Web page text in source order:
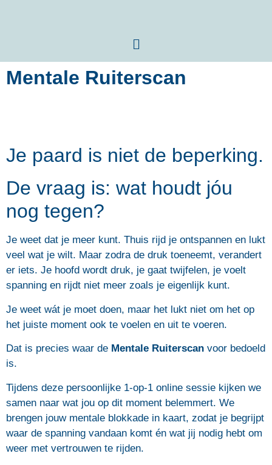
Mentale Ruiterscan
Je paard is niet de beperking.
De vraag is: wat houdt jóu
nog tegen?
Je weet dat je meer kunt. Thuis rijd je ontspannen en lukt
veel wat je wilt. Maar zodra de druk toeneemt, verandert
er iets. Je hoofd wordt druk, je gaat twijfelen, je voelt
spanning en rijdt niet meer zoals je eigenlijk kunt.
Je weet wát je moet doen, maar het lukt niet om het op
het juiste moment ook te voelen en uit te voeren.
Dat is precies waar de Mentale Ruiterscan voor bedoeld
is.
Tijdens deze persoonlijke 1-op-1 online sessie kijken we
samen naar wat jou op dit moment belemmert. We
brengen jouw mentale blokkade in kaart, zodat je begrijpt
waar de spanning vandaan komt én wat jij nodig hebt om
weer met vertrouwen te rijden.